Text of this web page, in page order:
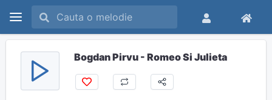
Bogdan Pirvu - Romeo Si Julieta